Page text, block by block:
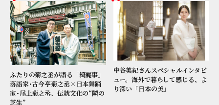
ふたりの菊之丞が語る「綺麗事」
落語家･古今亭菊之丞×日本舞踊
家･尾上菊之丞、伝統文化の“隣の
芝生”
中谷美紀さんスペシャルインタビ
ュー。海外で暮らして感じる、よ
り深い「日本の美」